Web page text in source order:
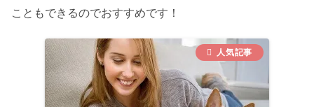
こともできるのでおすすめです！